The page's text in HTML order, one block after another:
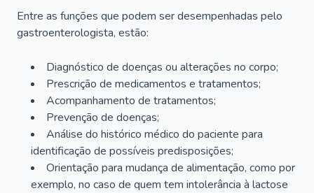
Entre as funções que podem ser desempenhadas pelo
gastroenterologista, estão:
Diagnóstico de doenças ou alterações no corpo;
Prescrição de medicamentos e tratamentos;
Acompanhamento de tratamentos;
Prevenção de doenças;
Análise do histórico médico do paciente para
identificação de possíveis predisposições;
Orientação para mudança de alimentação, como por
exemplo, no caso de quem tem intolerância à lactose